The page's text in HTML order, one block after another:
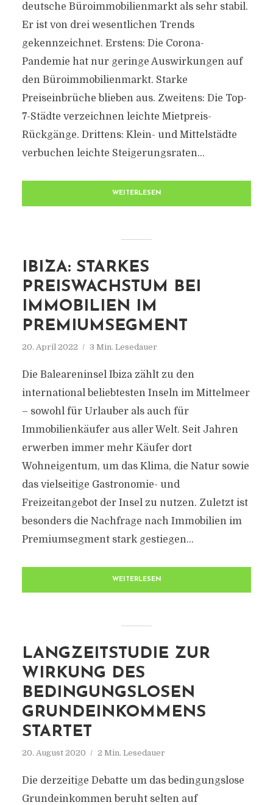
deutsche Büroimmobilienmarkt als sehr stabil.
Er ist von drei wesentlichen Trends
gekennzeichnet. Erstens: Die Corona-
Pandemie hat nur geringe Auswirkungen auf
den Büroimmobilienmarkt. Starke
Preiseinbrüche blieben aus. Zweitens: Die Top-
7-Städte verzeichnen leichte Mietpreis-
Rückgänge. Drittens: Klein- und Mittelstädte
verbuchen leichte Steigerungsraten...
WEITERLESEN
IBIZA: STARKES
PREISWACHSTUM BEI
IMMOBILIEN IM
PREMIUMSEGMENT
20. April 2022 3 Min. Lesedauer
Die Baleareninsel Ibiza zählt zu den
international beliebtesten Inseln im Mittelmeer
– sowohl für Urlauber als auch für
Immobilienkäufer aus aller Welt. Seit Jahren
erwerben immer mehr Käufer dort
Wohneigentum, um das Klima, die Natur sowie
das vielseitige Gastronomie- und
Freizeitangebot der Insel zu nutzen. Zuletzt ist
besonders die Nachfrage nach Immobilien im
Premiumsegment stark gestiegen...
WEITERLESEN
LANGZEITSTUDIE ZUR
WIRKUNG DES
BEDINGUNGSLOSEN
GRUNDEINKOMMENS
STARTET
20. August 2020 2 Min. Lesedauer
Die derzeitige Debatte um das bedingungslose
Grundeinkommen beruht selten auf